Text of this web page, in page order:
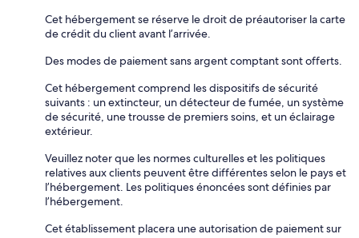
Cet hébergement se réserve le droit de préautoriser la carte
de crédit du client avant l’arrivée.
Des modes de paiement sans argent comptant sont offerts.
Cet hébergement comprend les dispositifs de sécurité
suivants : un extincteur, un détecteur de fumée, un système
de sécurité, une trousse de premiers soins, et un éclairage
extérieur.
Veuillez noter que les normes culturelles et les politiques
relatives aux clients peuvent être différentes selon le pays et
l’hébergement. Les politiques énoncées sont définies par
l’hébergement.
Cet établissement placera une autorisation de paiement sur